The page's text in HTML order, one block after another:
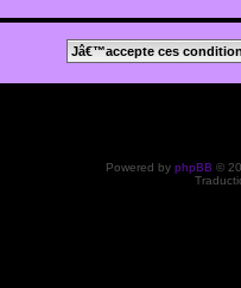
Powered by phpBB ©